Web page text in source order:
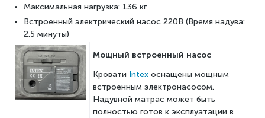
Максимальная нагрузка: 136 кг
Встроенный электрический насос 220В (Время надува:
2.5 минуты)
Мощный встроенный насос
Кровати Intex оснащены мощным
встроенным электронасосом.
Надувной матрас может быть
полностью готов к эксплуатации в